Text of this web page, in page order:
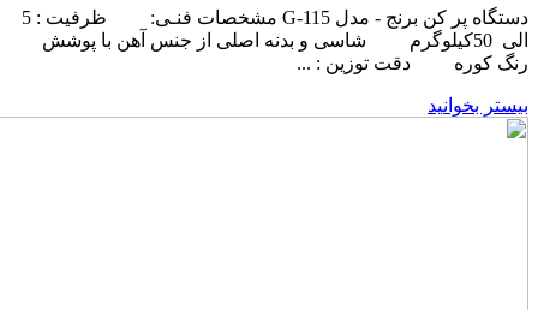
دستگاه پر کن برنج - مدل G-115 مشخصات فنـی: ظرفیت : 5
الی 50کیلوگرم شاسی و بدنه اصلی از جنس آهن با پوشش
رنگ کوره دقت توزین : ...
بیستر بخوانید